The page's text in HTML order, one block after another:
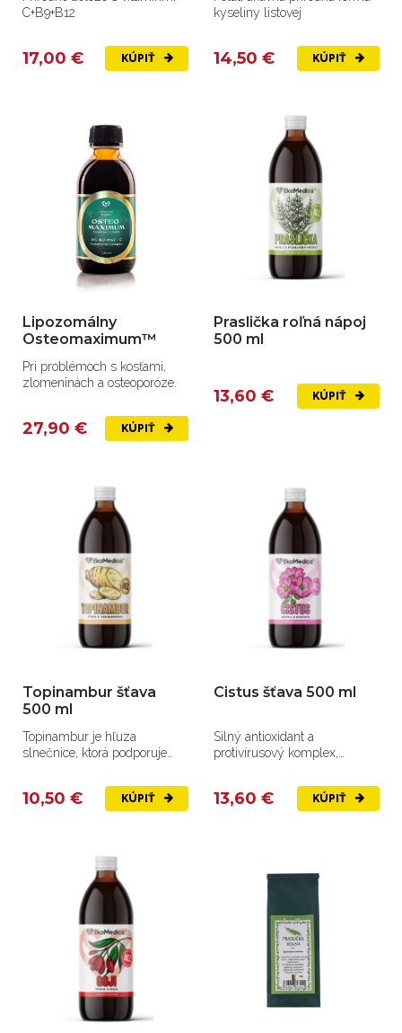
C+B9+B12
17,00 € KÚPIŤ
kyseliny listovej
14,50 € KÚPIŤ
Lipozomálny
Osteomaximum™
Pri problémoch s kosťami,
zlomeninách a osteoporóze.
27,90 € KÚPIŤ
Praslička roľná nápoj
500 ml
13,60 € KÚPIŤ
Topinambur šťava
500 ml
Topinambur je hľuza
slnečnice, ktorá podporuje
10,50 € KÚPIŤ
Cistus šťava 500 ml
Silný antioxidant a
protivírusový komplex,
13,60 € KÚPIŤ